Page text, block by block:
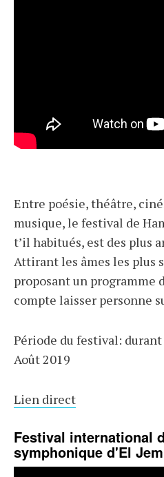
Entre poésie, théâtre,
musique, le festival de
t’il habitués, est des plus
Attirant les âmes les plus
proposant un programme
compte laisser personne
Période du festival:
Août 2019
Lien direct
Festival international
symphonique d'El Jem